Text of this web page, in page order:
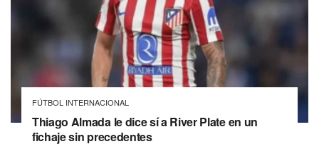
FÚTBOL INTERNACIONAL
Thiago Almada le dice sí a River Plate en un
fichaje sin precedentes